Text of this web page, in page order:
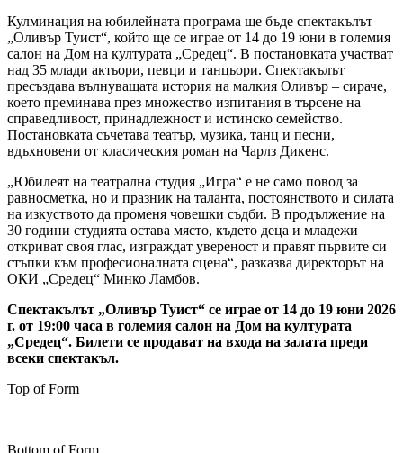
Кулминация на юбилейната програма ще бъде спектакълът
„Оливър Туист“, който ще се играе от 14 до 19 юни в големия
салон на Дом на културата „Средец“. В постановката участват
над 35 млади актьори, певци и танцьори. Спектакълът
пресъздава вълнуващата история на малкия Оливър – сираче,
което преминава през множество изпитания в търсене на
справедливост, принадлежност и истинско семейство.
Постановката съчетава театър, музика, танц и песни,
вдъхновени от класическия роман на Чарлз Дикенс.
„Юбилеят на театрална студия „Игра“ е не само повод за
равносметка, но и празник на таланта, постоянството и силата
на изкуството да променя човешки съдби. В продължение на
30 години студията остава място, където деца и младежи
откриват своя глас, изграждат увереност и правят първите си
стъпки към професионалната сцена“, разказва директорът на
ОКИ „Средец“ Минко Ламбов.
Спектакълът „Оливър Туист“ се играе от 14 до 19 юни 2026
г. от 19:00 часа в големия салон на Дом на културата
„Средец“. Билети се продават на входа на залата преди
всеки спектакъл.
Top of Form